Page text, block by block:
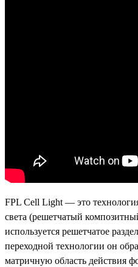
FPL Cell Light — это
света (решетчатый
используется решетчатое
переходной технологии он
матричную область действия